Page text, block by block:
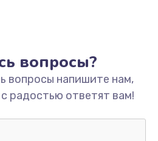
вопросы?
вопросы напишите нам,
радостью ответят вам!